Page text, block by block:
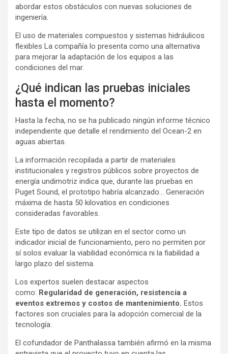
abordar estos obstáculos con nuevas soluciones de
ingeniería.
El uso de materiales compuestos y sistemas hidráulicos
flexibles La compañía lo presenta como una alternativa
para mejorar la adaptación de los equipos a las
condiciones del mar.
¿Qué indican las pruebas iniciales
hasta el momento?
Hasta la fecha, no se ha publicado ningún informe técnico
independiente que detalle el rendimiento del Ocean-2 en
aguas abiertas.
La información recopilada a partir de materiales
institucionales y registros públicos sobre proyectos de
energía undimotriz indica que, durante las pruebas en
Puget Sound, el prototipo habría alcanzado… Generación
máxima de hasta 50 kilovatios en condiciones
consideradas favorables.
Este tipo de datos se utilizan en el sector como un
indicador inicial de funcionamiento, pero no permiten por
sí solos evaluar la viabilidad económica ni la fiabilidad a
largo plazo del sistema.
Los expertos suelen destacar aspectos
como: Regularidad de generación, resistencia a
eventos extremos y costos de mantenimiento. Estos
factores son cruciales para la adopción comercial de la
tecnología.
El cofundador de Panthalassa también afirmó en la misma